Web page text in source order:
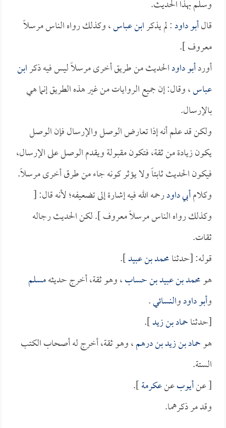
وسلم بهذا الحديث.
قالأبو داود: لم يذكرابن عباس، وكذلك رواه الناس مرسلاً
معروف ].
أوردأبو داودالحديث من طريق أخرى مرسلاً ليس فيه ذكرابن
عباس، وقال: إن جميع الروايات من غير هذه الطريق إنما هي
بالإرسال.
ولكن قد علم أنه إذا تعارض الوصل والإرسال فإن الوصل
يكون زيادة من ثقة، فتكون مقبولة ويقدم الوصل على الإرسال،
فيكون الحديث ثابتاً ولا يؤثر كونه جاء من طرق أخرى مرسلاً.
وكلامأبي داودرحمه الله فيه إشارة إلى تضعيفه؛ لأنه قال: [
وكذلك رواه الناس مرسلاً معروف ]. لكن الحديث رجاله
ثقات.
قوله: [حدثنامحمد بن عبيد].
هومحمد بن عبيد بن حساب، وهو ثقة، أخرج حديثهمسلم
وأبو داودوالنسائي.
[حدثناحماد بن زيد].
هوحماد بن زيد بن درهم، وهو ثقة، أخرج له أصحاب الكتب
الستة.
[ عنأيوبعنعكرمة].
وقد مر ذكرهما.